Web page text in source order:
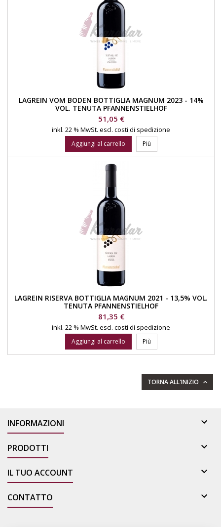
LAGREIN VOM BODEN BOTTIGLIA MAGNUM 2023 - 14%
VOL. TENUTA PFANNENSTIELHOF
Prezzo
51,05 €
inkl. 22 % MwSt. escl. costi di spedizione
Aggiungi al carrello Più
LAGREIN RISERVA BOTTIGLIA MAGNUM 2021 - 13,5% VOL.
TENUTA PFANNENSTIELHOF
Prezzo
81,35 €
inkl. 22 % MwSt. escl. costi di spedizione
Aggiungi al carrello Più
TORNA ALL'INIZIO 
INFORMAZIONI 
PRODOTTI 
IL TUO ACCOUNT 
CONTATTO 